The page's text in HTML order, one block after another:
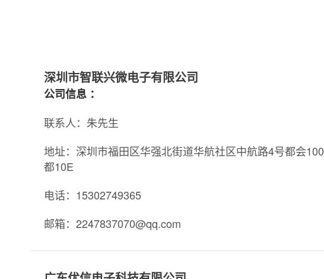
深圳市智联兴微电子有限公司
公司信息 ：
联系人：朱先生
地址：深圳市福田区华强北街道华航社区中航路4号都会
都10E
电话：15302749365
邮箱：2247837070@qq.com